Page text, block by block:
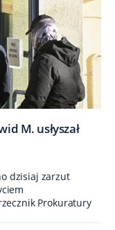
M. usłyszał
dzisiaj zarzut
Prokuratury